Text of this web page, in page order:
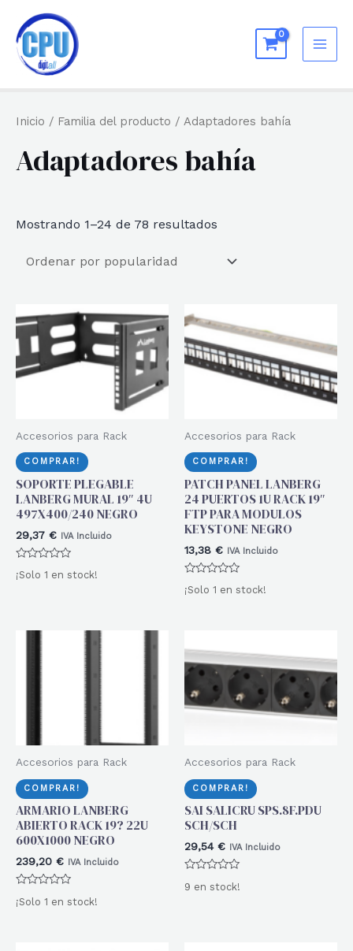
contenido
Inicio / Familia del producto / Adaptadores bahía
Adaptadores bahía
Mostrando 1–24 de 78 resultados
Accesorios para Rack
COMPRAR!
SOPORTE PLEGABLE
LANBERG MURAL 19″ 4U
497X400/240 NEGRO
29,37 € IVA Incluido
Valorado
con
¡Solo 1 en stock!
Accesorios para Rack
COMPRAR!
PATCH PANEL LANBERG
24 PUERTOS 1U RACK 19″
FTP PARA MODULOS
KEYSTONE NEGRO
13,38 € IVA Incluido
Valorado
con
¡Solo 1 en stock!
Accesorios para Rack
COMPRAR!
ARMARIO LANBERG
ABIERTO RACK 19? 22U
600X1000 NEGRO
239,20 € IVA Incluido
con
¡Solo 1 en stock!
Accesorios para Rack
COMPRAR!
SAI SALICRU SPS.8F.PDU
SCH/SCH
29,54 € IVA Incluido
con
9 en stock!